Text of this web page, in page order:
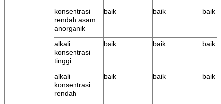
konsentrasi
rendah asam
anorganik
baik baik baik
alkali
konsentrasi
tinggi
baik baik baik
alkali
konsentrasi
rendah
baik baik baik